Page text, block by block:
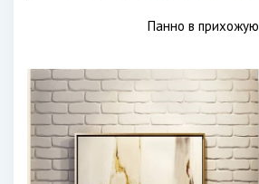
Панно в прихожую